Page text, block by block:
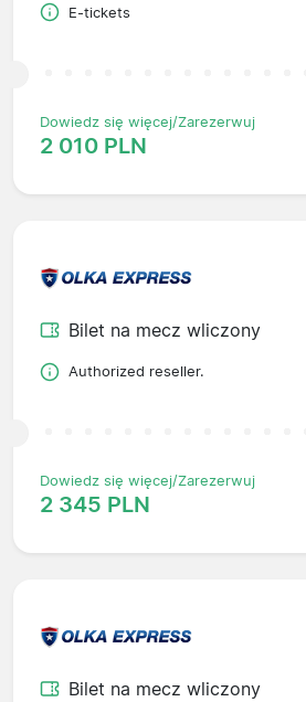
E-tickets
Dowiedz się więcej/Zarezerwuj
2 010 PLN
Bilet na mecz wliczony
Authorized reseller.
Dowiedz się więcej/Zarezerwuj
2 345 PLN
Bilet na mecz wliczony